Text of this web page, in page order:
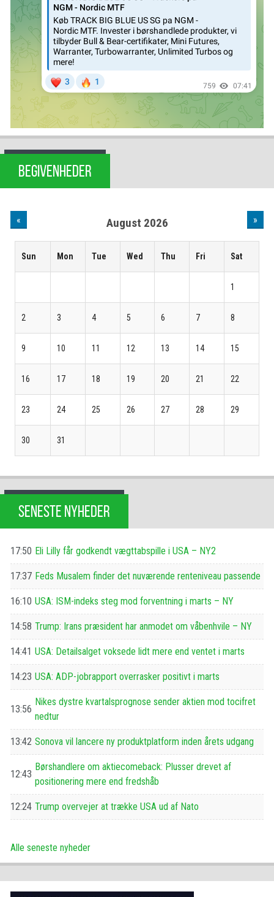
BEGIVENHEDER
« August 2026 »
Sun Mon Tue Wed Thu Fri Sat
1
2 3 4 5 6 7 8
9 10 11 12 13 14 15
16 17 18 19 20 21 22
23 24 25 26 27 28 29
30 31
SENESTE NYHEDER
17:50 Eli Lilly får godkendt vægttabspille i USA – NY2
17:37 Feds Musalem finder det nuværende renteniveau passende
16:10 USA: ISM-indeks steg mod forventning i marts – NY
14:58 Trump: Irans præsident har anmodet om våbenhvile – NY
14:41 USA: Detailsalget voksede lidt mere end ventet i marts
14:23 USA: ADP-jobrapport overrasker positivt i marts
13:56
Nikes dystre kvartalsprognose sender aktien mod tocifret
nedtur
13:42 Sonova vil lancere ny produktplatform inden årets udgang
12:43
Børshandlere om aktiecomeback: Plusser drevet af
positionering mere end fredshåb
12:24 Trump overvejer at trække USA ud af Nato
Alle seneste nyheder